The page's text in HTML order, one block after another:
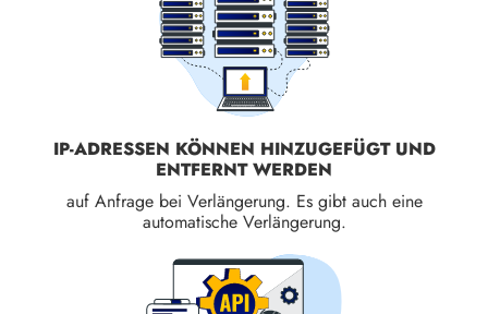
IP-ADRESSEN KÖNNEN HINZUGEFÜGT UND
ENTFERNT WERDEN
auf Anfrage bei Verlängerung. Es gibt auch eine
automatische Verlängerung.